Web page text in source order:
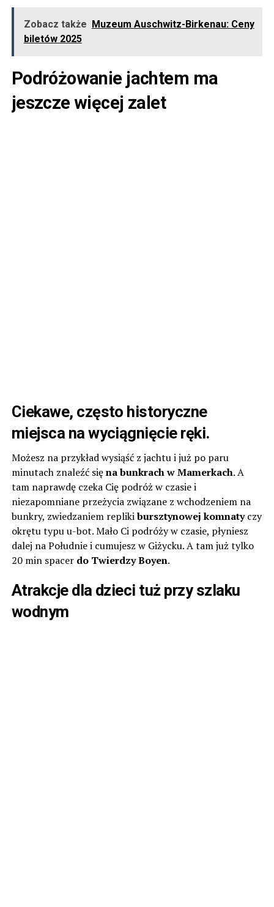
Zobacz także Muzeum Auschwitz-Birkenau: Ceny
biletów 2025
Podróżowanie jachtem ma
jeszcze więcej zalet
Ciekawe, często historyczne
miejsca na wyciągnięcie ręki.
Możesz na przykład wysiąść z jachtu i już po paru
minutach znaleźć sięna bunkrach w Mamerkach. A
tam naprawdę czeka Cię podróż w czasie i
niezapomniane przeżycia związane z wchodzeniem na
bunkry, zwiedzaniem replikibursztynowej komnatyczy
okrętu typu u-bot. Mało Ci podróży w czasie, płyniesz
dalej na Południe i cumujesz w Giżycku. A tam już tylko
20 min spacer do Twierdzy Boyen.
Atrakcje dla dzieci tuż przy szlaku
wodnym